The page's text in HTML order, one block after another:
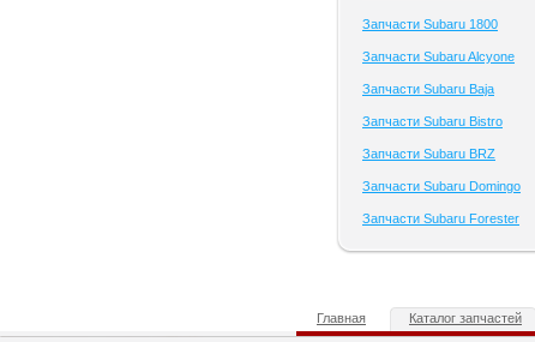
Запчасти Subaru 1800
Запчасти Subaru Alcyone
Запчасти Subaru Baja
Запчасти Subaru Bistro
Запчасти Subaru BRZ
Запчасти Subaru Domingo
Запчасти Subaru Forester
Главная Каталог запчастей